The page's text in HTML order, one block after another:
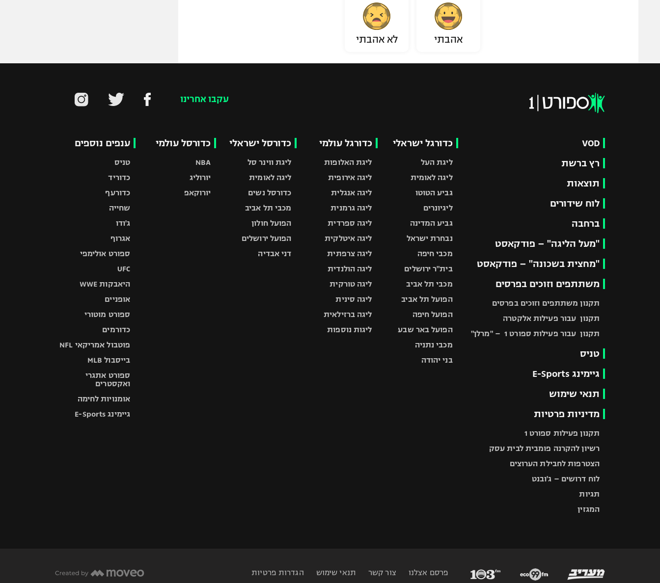
אהבתי לא אהבתי
עקבו אחרינו
VOD
רץ ברשת
תוצאות
לוח שידורים
ברחבה
"מעל הליגה" – פודקאסט
"מחצית בשכונה" – פודקאסט
משתתפים וזוכים בפרסים
תקנון משתתפים וזוכים בפרסים
תקנון עבור פעילות אלקטרה
תקנון עבור פעילות ספורט 1 – "מרלן"
טניס
גיימינג E-Sports
תנאי שימוש
מדיניות פרטיות
תקנון פעילות ספורט 1
רשיון להקרנה פומבית לבית עסק
הצטרפות לחבילת הערוצים
לוח דרושים – ג'ובנט
תגיות
המגזין
כדורגל ישראלי
ליגת העל
ליגה לאומית
גביע הטוטו
ליגיונרים
גביע המדינה
נבחרת ישראל
מכבי חיפה
בית"ר ירושלים
מכבי תל אביב
הפועל תל אביב
הפועל חיפה
הפועל באר שבע
מכבי נתניה
בני יהודה
כדורגל עולמי
ליגת האלופות
ליגה אירופית
ליגה אנגלית
ליגה גרמנית
ליגה ספרדית
ליגה איטלקית
ליגה צרפתית
ליגה הולנדית
ליגה טורקית
ליגה סינית
ליגה ברזילאית
ליגות נוספות
כדורסל ישראלי
ליגת ווינר סל
ליגה לאומית
כדורסל נשים
מכבי תל אביב
הפועל חולון
הפועל ירושלים
דני אבדיה
כדורסל עולמי
NBA
יורוליג
יורוקאפ
ענפים נוספים
טניס
כדוריד
כדורעף
שחייה
ג'ודו
אגרוף
ספורט אולימפי
UFC
היאבקות WWE
אופניים
ספורט מוטורי
כדורמים
פוטבול אמריקאי NFL
בייסבול MLB
ספורט אתגרי
ואקסטרים
אומנויות לחימה
גיימינג E-Sports
פרסם אצלנו צור קשר תנאי שימוש הגדרות פרטיות